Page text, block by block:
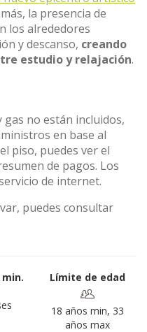
la presencia de
los alrededores
y descanso, creando
estudio y relajación.
no están incluidos,
en base al
piso, puedes ver el
de pagos. Los
de internet.
puedes consultar
Límite de edad
18 años min, 33
años max